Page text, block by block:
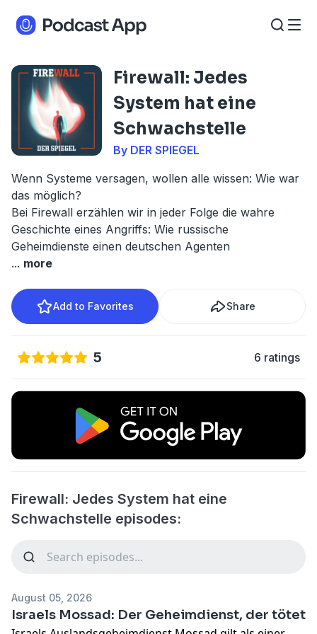
Firewall: Jedes
System hat eine
Schwachstelle
By DER SPIEGEL
Wenn Systeme versagen, wollen alle wissen: Wie war
das möglich?
Bei Firewall erzählen wir in jeder Folge die wahre
Geschichte eines Angriffs: Wie russische
Geheimdienste einen deutschen Agenten
... more
Add to Favorites Share
5 6 ratings
Firewall: Jedes System hat eine
Schwachstelle episodes:
August 05, 2026
Israels Mossad: Der Geheimdienst, der tötet